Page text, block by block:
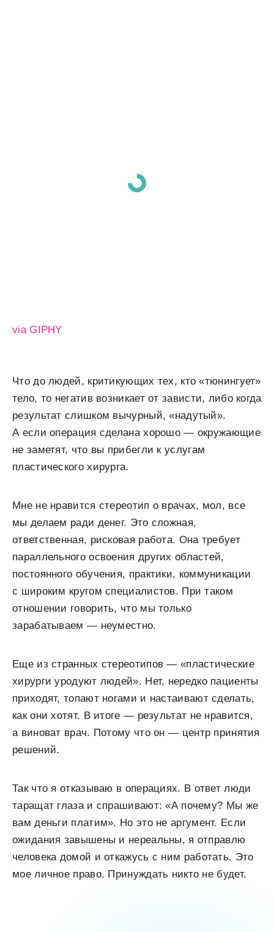
via GIPHY
Что до людей, критикующих тех, кто «тюнингует»
тело, то негатив возникает от зависти, либо когда
результат слишком вычурный, «надутый».
А если операция сделана хорошо — окружающие
не заметят, что вы прибегли к услугам
пластического хирурга.
Мне не нравится стереотип о врачах, мол, все
мы делаем ради денег. Это сложная,
ответственная, рисковая работа. Она требует
параллельного освоения других областей,
постоянного обучения, практики, коммуникации
с широким кругом специалистов. При таком
отношении говорить, что мы только
зарабатываем — неуместно.
Еще из странных стереотипов — «пластические
хирурги уродуют людей». Нет, нередко пациенты
приходят, топают ногами и настаивают сделать,
как они хотят. В итоге — результат не нравится,
а виноват врач. Потому что он — центр принятия
решений.
Так что я отказываю в операциях. В ответ люди
таращат глаза и спрашивают: «А почему? Мы же
вам деньги платим». Но это не аргумент. Если
ожидания завышены и нереальны, я отправлю
человека домой и откажусь с ним работать. Это
мое личное право. Принуждать никто не будет.